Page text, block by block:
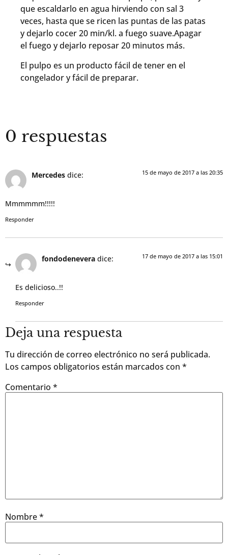
que escaldarlo en agua hirviendo con sal 3
veces, hasta que se ricen las puntas de las patas
y dejarlo cocer 20 min/kl. a fuego suave.Apagar
el fuego y dejarlo reposar 20 minutos más.
El pulpo es un producto fácil de tener en el
congelador y fácil de preparar.
0 respuestas
Mercedes dice: 15 de mayo de 2017 a las 20:35
Mmmmmm!!!!!
Responder
fondodenevera dice: 17 de mayo de 2017 a las 15:01
Es delicioso..!!
Responder
Deja una respuesta
Tu dirección de correo electrónico no será publicada.
Los campos obligatorios están marcados con *
Comentario *
Nombre*